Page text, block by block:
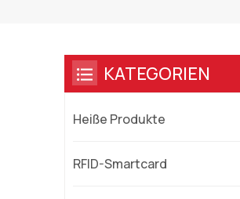
KATEGORIEN
Heiße Produkte
RFID-Smartcard